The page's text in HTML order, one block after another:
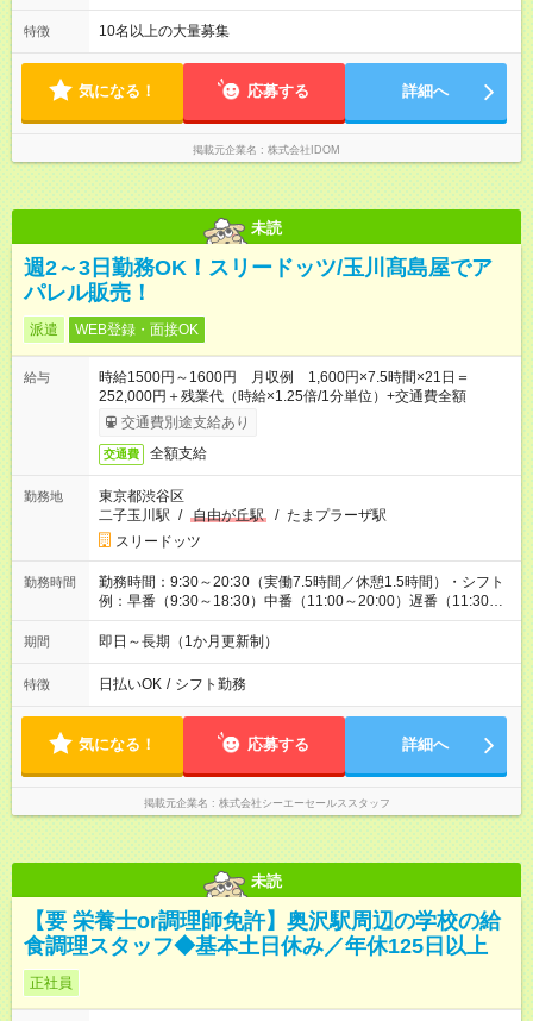
選べる＝ 『ストアプロ制度』では、業務委託契約を結び、店舗
運営を行なう新しい働き方。独立するわけではないので、正社
員としての雇用は引き続き守られますし、毎月固定給も支給。
リスクを抑えながら、より大きな裁量をもって店舗運営を手掛
けられます。
00 ★月の平均残業時間は14.5時間！ 「閉店当番制の導入」「小
型店での定休日の設定」「夜9時以降の社内チャット使用禁止」
す！今後も前向きに働けるよう、環境を整えていくのでご安心
ください。
特徴 10名以上の大量募集
気になる！ 応募する 詳細へ
掲載元企業名 株式会社IDOM
未読
週2～3日勤務OK！スリードッツ/玉川髙島屋でア
パレル販売！
派遣 WEB登録・面接OK
給与
時給1500円～1600円 月収例 1,600円×7.5時間×21日＝
252,000円＋残業代（時給×1.25倍/1分単位）+交通費全額
交通費別途支給あり
交通費 全額支給
勤務地
東京都渋谷区
二子玉川駅 / 自由が丘駅 / たまプラーザ駅
スリードッツ
勤務時間
勤務時間：9:30～20:30（実働7.5時間／休憩1.5時間）・シフト
例：早番（9:30～18:30）中番（11:00～20:00）遅番（11:30～
20:30）
期間 即日～長期（1か月更新制）
特徴 日払いOK / シフト勤務
気になる！ 応募する 詳細へ
掲載元企業名 株式会社シーエーセールススタッフ
未読
【要 栄養士or調理師免許】奥沢駅周辺の学校の給
食調理スタッフ◆基本土日休み／年休125日以上
正社員